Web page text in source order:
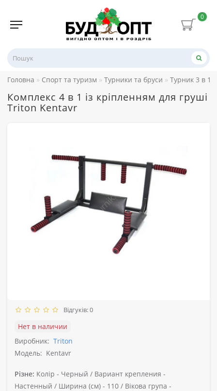
0
Головна Спорт та туризм Турники та бруси Турник 3 в 1
Комплекс 4 в 1 із кріпленням для груші
Triton Kentavr
Відгуків: 0
Нет в наличии
Виробник: Triton
Модель: Kentavr
Різне: Колір - Черный / Вариант крепления -
Настенный / Ширина (см) - 110 / Вікова група -